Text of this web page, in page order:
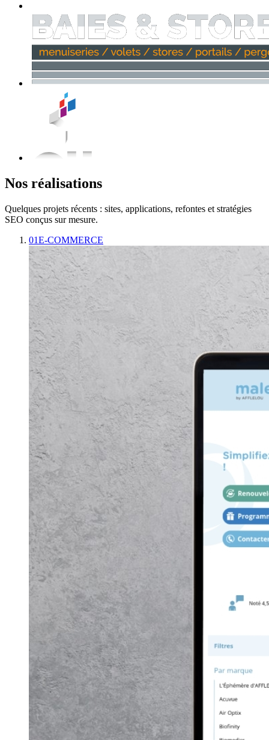
Nos réalisations
Quelques projets récents : sites, applications, refontes et stratégies
SEO conçus sur mesure.
01E-COMMERCE